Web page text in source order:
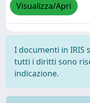
Visualizza/Apri
I documenti in IRIS
tutti i diritti sono
indicazione.